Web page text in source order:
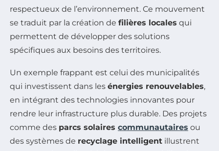
respectueux de l’environnement. Ce mouvement
se traduit par la création de filières locales qui
permettent de développer des solutions
spécifiques aux besoins des territoires.
Un exemple frappant est celui des municipalités
qui investissent dans les énergies renouvelables,
en intégrant des technologies innovantes pour
rendre leur infrastructure plus durable. Des projets
comme des parcs solaires communautaires ou
des systèmes de recyclage intelligent illustrent